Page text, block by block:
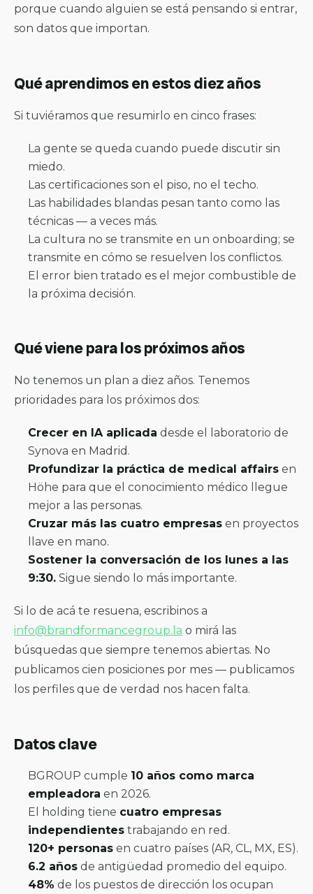
porque cuando alguien se está pensando si entrar,
son datos que importan.
Qué aprendimos en estos diez años
Si tuviéramos que resumirlo en cinco frases:
La gente se queda cuando puede discutir sin
miedo.
Las certificaciones son el piso, no el techo.
Las habilidades blandas pesan tanto como las
técnicas — a veces más.
La cultura no se transmite en un onboarding; se
transmite en cómo se resuelven los conflictos.
El error bien tratado es el mejor combustible de
la próxima decisión.
Qué viene para los próximos años
No tenemos un plan a diez años. Tenemos
prioridades para los próximos dos:
Crecer en IA aplicada desde el laboratorio de
Synova en Madrid.
Profundizar la práctica de medical affairs en
Höhe para que el conocimiento médico llegue
mejor a las personas.
Cruzar más las cuatro empresas en proyectos
llave en mano.
Sostener la conversación de los lunes a las
9:30. Sigue siendo lo más importante.
Si lo de acá te resuena, escribinos a
info@brandformancegroup.la o mirá las
búsquedas que siempre tenemos abiertas. No
publicamos cien posiciones por mes — publicamos
los perfiles que de verdad nos hacen falta.
Datos clave
BGROUP cumple 10 años como marca
empleadora en 2026.
El holding tiene cuatro empresas
independientes trabajando en red.
120+ personas en cuatro países (AR, CL, MX, ES).
6.2 años de antigüedad promedio del equipo.
48% de los puestos de dirección los ocupan